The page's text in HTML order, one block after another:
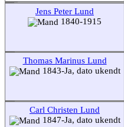
Jens Peter Lund
1840-1915
Thomas Marinus Lund
1843-Ja, dato ukendt
Carl Christen Lund
1847-Ja, dato ukendt